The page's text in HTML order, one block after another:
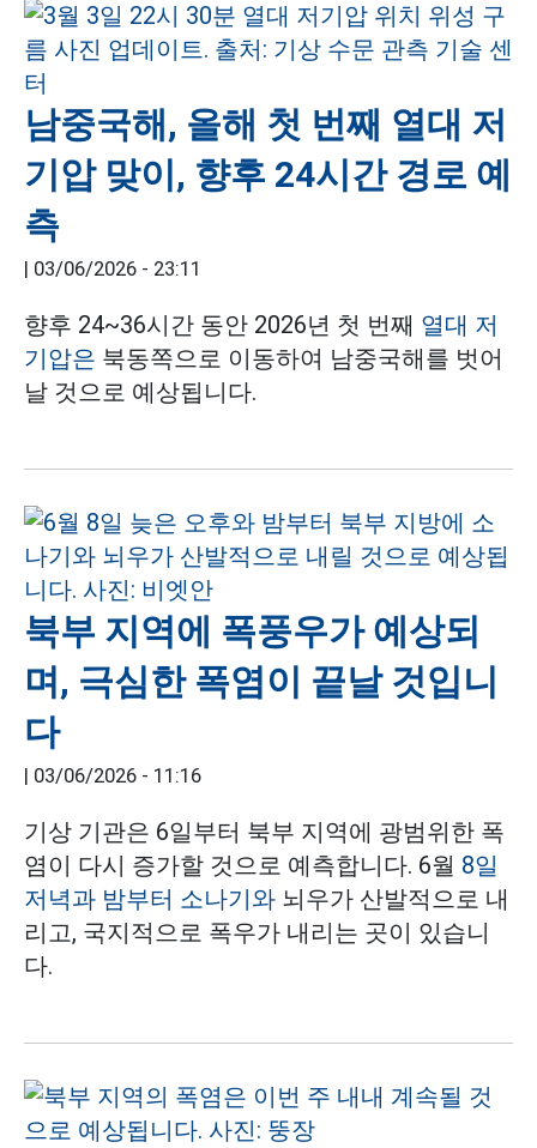
남중국해, 올해 첫 번째 열대 저
기압 맞이, 향후 24시간 경로 예
측
| 03/06/2026 - 23:11
향후 24~36시간 동안 2026년 첫 번째 열대 저
기압은 북동쪽으로 이동하여 남중국해를 벗어
날 것으로 예상됩니다.
북부 지역에 폭풍우가 예상되
며, 극심한 폭염이 끝날 것입니
다
| 03/06/2026 - 11:16
기상 기관은 6일부터 북부 지역에 광범위한 폭
염이 다시 증가할 것으로 예측합니다. 6월 8일
저녁과 밤부터 소나기와 뇌우가 산발적으로 내
리고, 국지적으로 폭우가 내리는 곳이 있습니
다.